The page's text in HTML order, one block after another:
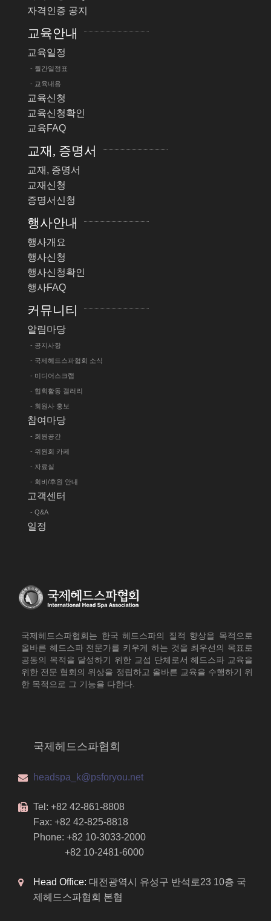
자격인증 공지
교육안내
교육일정
- 월간일정표
- 교육내용
교육신청
교육신청확인
교육FAQ
교재, 증명서
교재, 증명서
교재신청
증명서신청
행사안내
행사개요
행사신청
행사신청확인
행사FAQ
커뮤니티
알림마당
- 공지사항
- 국제헤드스파협회 소식
- 미디어스크랩
- 협회활동 갤러리
- 회원사 홍보
참여마당
- 회원공간
- 위원회 카페
- 자료실
- 회비/후원 안내
고객센터
- Q&A
일정
국제헤드스파협회는 한국 헤드스파의 질적 향상을 목적으로
올바른 헤드스파 전문가를 키우게 하는 것을 최우선의 목표로
공동의 목적을 달성하기 위한 교섭 단체로서 헤드스파 교육을
위한 전문 협회의 위상을 정립하고 올바른 교육을 수행하기 위
한 목적으로 그 기능을 다한다.
국제헤드스파협회
headspa_k@psforyou.net
Tel: +82 42-861-8808
Fax: +82 42-825-8818
Phone: +82 10-3033-2000
+82 10-2481-6000
Head Office: 대전광역시 유성구 반석로23 10층 국
제헤드스파협회 본협